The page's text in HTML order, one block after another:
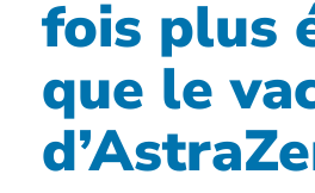
fois plus
que le